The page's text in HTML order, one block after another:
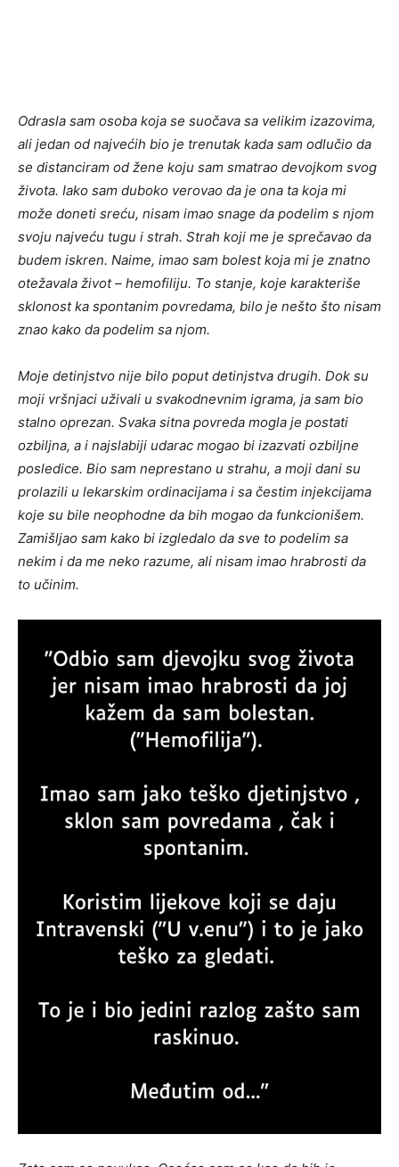
Odrasla sam osoba koja se suočava sa velikim izazovima,
ali jedan od najvećih bio je trenutak kada sam odlučio da
se distanciram od žene koju sam smatrao devojkom svog
života. Iako sam duboko verovao da je ona ta koja mi
može doneti sreću, nisam imao snage da podelim s njom
svoju najveću tugu i strah. Strah koji me je sprečavao da
budem iskren. Naime, imao sam bolest koja mi je znatno
otežavala život – hemofiliju. To stanje, koje karakteriše
sklonost ka spontanim povredama, bilo je nešto što nisam
znao kako da podelim sa njom.
Moje detinjstvo nije bilo poput detinjstva drugih. Dok su
moji vršnjaci uživali u svakodnevnim igrama, ja sam bio
stalno oprezan. Svaka sitna povreda mogla je postati
ozbiljna, a i najslabiji udarac mogao bi izazvati ozbiljne
posledice. Bio sam neprestano u strahu, a moji dani su
prolazili u lekarskim ordinacijama i sa čestim injekcijama
koje su bile neophodne da bih mogao da funkcionišem.
Zamišljao sam kako bi izgledalo da sve to podelim sa
nekim i da me neko razume, ali nisam imao hrabrosti da
to učinim.